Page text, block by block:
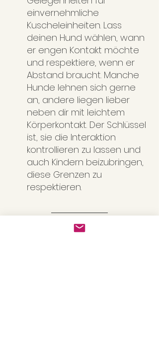
einvernehmliche
Kuscheleinheiten. Lass
deinen Hund wählen, wann
er engen Kontakt möchte
und respektiere, wenn er
Abstand braucht. Manche
Hunde lehnen sich gerne
an, andere liegen lieber
neben dir mit leichtem
Körperkontakt. Der Schlüssel
ist, sie die Interaktion
kontrollieren zu lassen und
auch Kindern beizubringen,
diese Grenzen zu
respektieren.